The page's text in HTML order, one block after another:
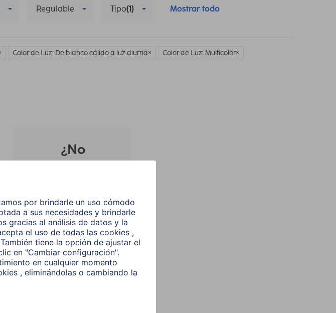
Regulable Tipo(1) Mostrar todo
Color de Luz: De blanco cálido a luz diurna Color de Luz: Multicolor
¿No
buscas?
Buscar entre todos
nuestros
productos